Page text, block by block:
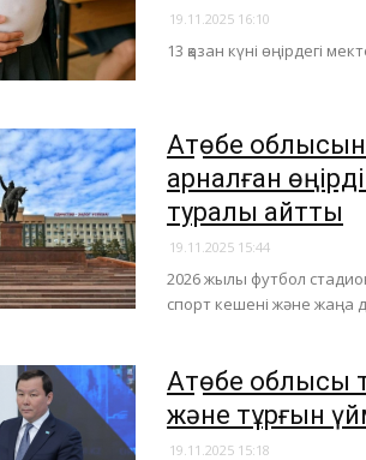
19.11.2025 16:10
13 қазан күні өңірдегі
Ақтөбе
арналған
туралы айтты
19.11.2025 15:44
2026 жылы футбол
спорт кешені және жаңа
Ақтөбе облысы
және тұрғын
19.11.2025 15:18